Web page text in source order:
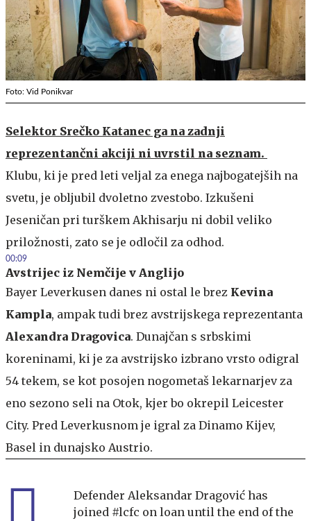
Foto: Vid Ponikvar
Selektor Srečko Katanec ga na zadnji
reprezentančni akciji ni uvrstil na seznam.
Klubu, ki je pred leti veljal za enega najbogatejših na
svetu, je obljubil dvoletno zvestobo. Izkušeni
Jeseničan pri turškem Akhisarju ni dobil veliko
priložnosti, zato se je odločil za odhod.
00:09
Avstrijec iz Nemčije v Anglijo
Bayer Leverkusen danes ni ostal le brez Kevina
Kampla, ampak tudi brez avstrijskega reprezentanta
Alexandra Dragovica. Dunajčan s srbskimi
koreninami, ki je za avstrijsko izbrano vrsto odigral
54 tekem, se kot posojen nogometaš lekarnarjev za
eno sezono seli na Otok, kjer bo okrepil Leicester
City. Pred Leverkusnom je igral za Dinamo Kijev,
Basel in dunajsko Austrio.
Defender Aleksandar Dragović has
joined #lcfc on loan until the end of the